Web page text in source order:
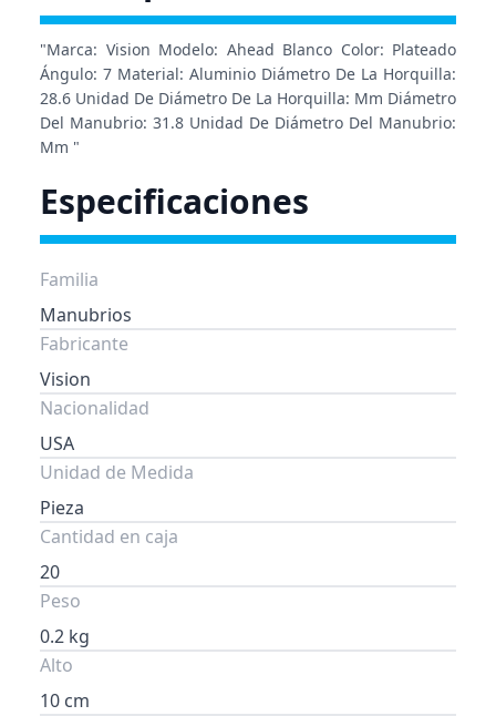
"Marca: Vision Modelo: Ahead Blanco Color: Plateado
Ángulo: 7 Material: Aluminio Diámetro De La Horquilla:
28.6 Unidad De Diámetro De La Horquilla: Mm Diámetro
Del Manubrio: 31.8 Unidad De Diámetro Del Manubrio:
Mm "
Especificaciones
Familia
Manubrios
Fabricante
Vision
Nacionalidad
USA
Unidad de Medida
Pieza
Cantidad en caja
20
Peso
0.2 kg
Alto
10 cm